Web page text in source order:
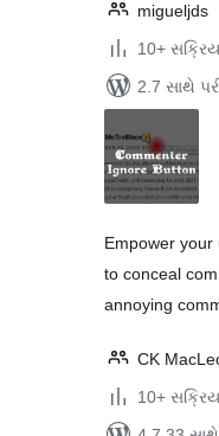
migueljds
10+
2.7 સાથે
Empower
to conceal
annoying
CK
10+